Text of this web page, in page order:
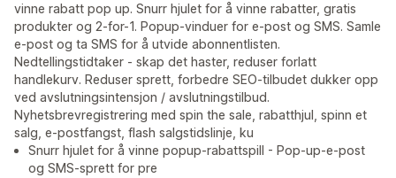
vinne rabatt pop up. Snurr hjulet for å vinne rabatter, gratis
produkter og 2-for-1. Popup-vinduer for e-post og SMS. Samle
e-post og ta SMS for å utvide abonnentlisten.
Nedtellingstidtaker - skap det haster, reduser forlatt
handlekurv. Reduser sprett, forbedre SEO-tilbudet dukker opp
ved avslutningsintensjon / avslutningstilbud.
Nyhetsbrevregistrering med spin the sale, rabatthjul, spinn et
salg, e-postfangst, flash salgstidslinje, ku
Snurr hjulet for å vinne popup-rabattspill - Pop-up-e-post
og SMS-sprett for pre